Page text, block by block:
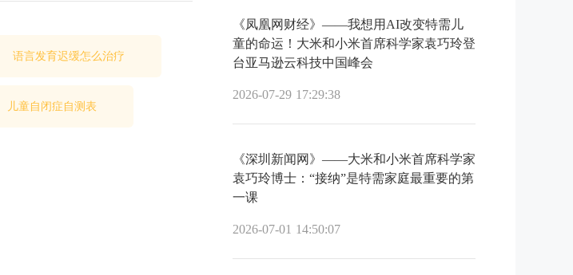
语言发育迟缓怎么治疗
儿童自闭症自测表
《凤凰网财经》——我想用AI改变特需儿
童的命运！大米和小米首席科学家袁巧玲登
台亚马逊云科技中国峰会
2026-07-29 17:29:38
《深圳新闻网》——大米和小米首席科学家
袁巧玲博士：“接纳”是特需家庭最重要的第
一课
2026-07-01 14:50:07